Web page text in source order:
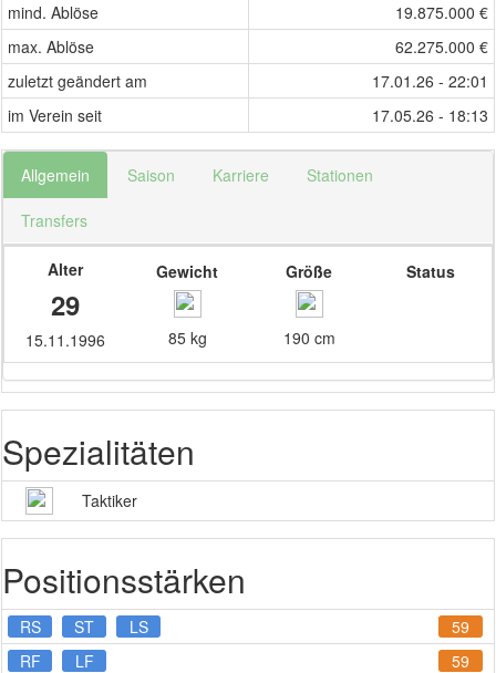
mind. Ablöse
19.875.000 €
max. Ablöse
62.275.000 €
zuletzt geändert am
17.01.26 - 22:01
im Verein seit
17.05.26 - 18:13
Allgemein Saison Karriere Stationen
Transfers
Alter
29
15.11.1996
Gewicht
85 kg
Größe
190 cm
Status
Spezialitäten
Taktiker
Positionsstärken
RS ST LS
59
RF
LF
59